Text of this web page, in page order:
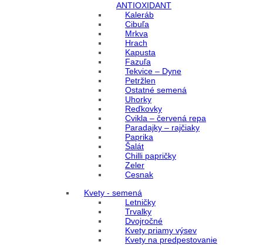
ANTIOXIDANT
Kaleráb
Cibuľa
Mrkva
Hrach
Kapusta
Fazuľa
Tekvice – Dyne
Petržlen
Ostatné semená
Uhorky
Reďkovky
Cvikla – červená repa
Paradajky – rajčiaky
Paprika
Šalát
Chilli papričky
Zeler
Cesnak
Kvety - semená
Letničky
Trvalky
Dvojročné
Kvety priamy výsev
Kvety na predpestovanie